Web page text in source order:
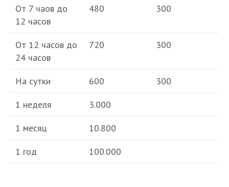
От 7 чаов до
12 часов
480 300
От 12 часов до
24 часов
720 300
На сутки 600
300
1 неделя
3.000
1 месяц
10.800
1 год
100.000